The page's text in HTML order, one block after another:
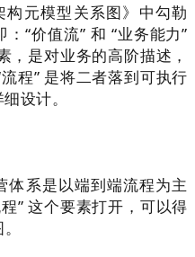
构元模型关系图》中勾勒
“价值流” 和 “业务能力”
，是对业务的高阶描述，
程” 是将二者落到可执行
设计。
体系是以端到端流程为主
”这个要素打开，可以得